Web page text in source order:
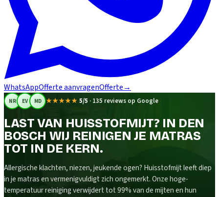
WhatsAppOfferte aanvragenOfferte→
NR EV MD ★★★★★ 5/5 · 135 reviews op Google
LAST VAN HUISSTOFMIJT? IN DEN
BOSCH WIJ REINIGEN JE MATRAS
TOT IN DE KERN.
Allergische klachten, niezen, jeukende ogen? Huisstofmijt leeft diep
in je matras en vermenigvuldigt zich ongemerkt. Onze hoge-
temperatuur reiniging verwijdert tot 99% van de mijten en hun